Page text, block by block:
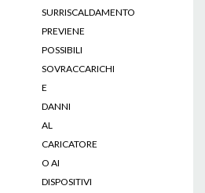
SURRISCALDAMENTO
PREVIENE
POSSIBILI
SOVRACCARICHI
E
DANNI
AL
CARICATORE
O AI
DISPOSITIVI